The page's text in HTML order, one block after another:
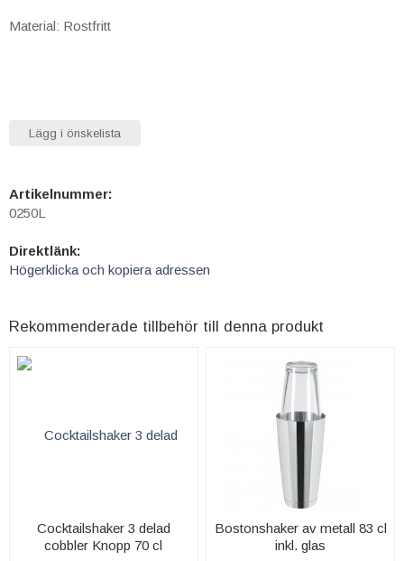
Material: Rostfritt
Lägg i önskelista
Artikelnummer:
0250L
Direktlänk:
Högerklicka och kopiera adressen
Rekommenderade tillbehör till denna produkt
Cocktailshaker 3 delad
cobbler Knopp 70 cl
Bostonshaker av metall 83 cl
inkl. glas